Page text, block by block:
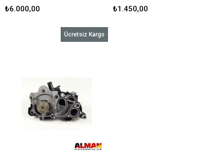
₺6.000,00 ₺1.450,00
Ücretsiz Kargo